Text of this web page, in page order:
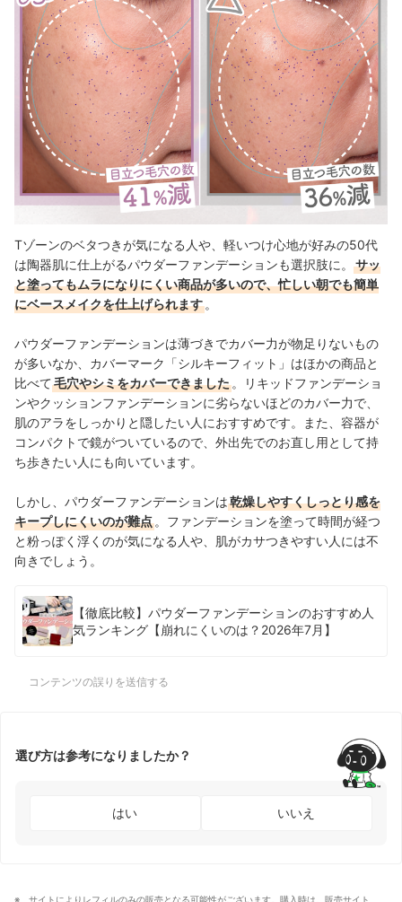
Tゾーンのベタつきが気になる人や、軽いつけ心地が好みの50代
は陶器肌に仕上がるパウダーファンデーションも選択肢に。
サッ
と塗ってもムラになりにくい商品が多いので、忙しい朝でも簡単
にベースメイクを仕上げられます 。
パウダーファンデーションは薄づきでカバー力が物足りないもの
が多いなか、カバーマーク「シルキーフィット」はほかの商品と
比べて毛穴やシミをカバーできました 。リキッドファンデーショ
ンやクッションファンデーションに劣らないほどのカバー力で、
肌のアラをしっかりと隠したい人におすすめです。また、容器が
コンパクトで鏡がついているので、外出先でのお直し用として持
ち歩きたい人にも向いています。
しかし、パウダーファンデーションは乾燥しやすくしっとり感を
キープしにくいのが難点 。ファンデーションを塗って時間が経つ
と粉っぽく浮くのが気になる人や、肌がカサつきやすい人には不
向きでしょう。
【徹底比較】パウダーファンデーションのおすすめ人
気ランキング【崩れにくいのは？2026年7月】
コンテンツの誤りを送信する
選び方は参考になりましたか？
はい いいえ
サイトによりレフィルのみの販売となる可能性がございます。購入時は、販売サイト